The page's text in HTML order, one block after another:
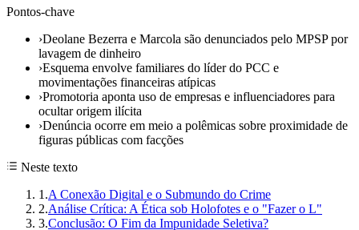
Pontos-chave
›Deolane Bezerra e Marcola são denunciados pelo MPSP por
lavagem de dinheiro
›Esquema envolve familiares do líder do PCC e
movimentações financeiras atípicas
›Promotoria aponta uso de empresas e influenciadores para
ocultar origem ilícita
›Denúncia ocorre em meio a polêmicas sobre proximidade de
figuras públicas com facções
Neste texto
1 .A Conexão Digital e o Submundo do Crime
2.Análise Crítica: A Ética sob Holofotes e o "Fazer o L"
3.Conclusão: O Fim da Impunidade Seletiva?